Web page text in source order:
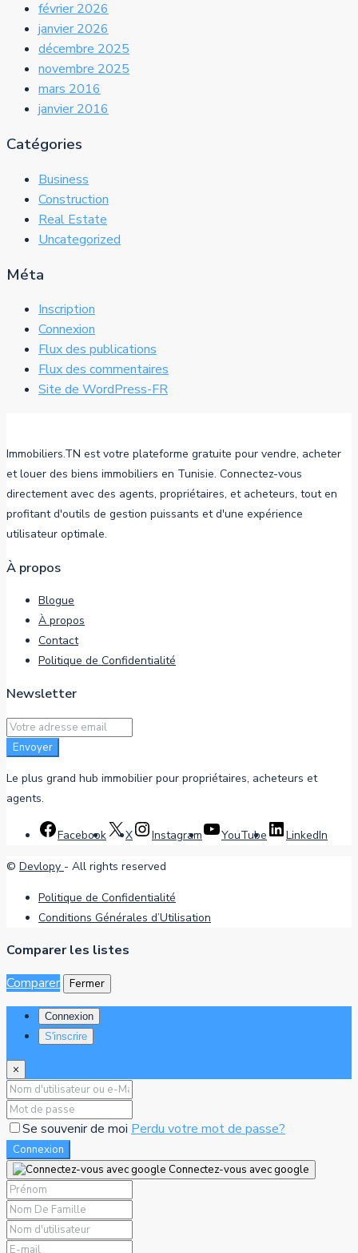
février 2026
janvier 2026
décembre 2025
novembre 2025
mars 2016
janvier 2016
Catégories
Business
Construction
Real Estate
Uncategorized
Méta
Inscription
Connexion
Flux des publications
Flux des commentaires
Site de WordPress-FR
Immobiliers.TN est votre plateforme gratuite pour vendre, acheter
et louer des biens immobiliers en Tunisie. Connectez-vous
directement avec des agents, propriétaires, et acheteurs, tout en
profitant d'outils de gestion puissants et d'une expérience
utilisateur optimale.
À propos
Blogue
À propos
Contact
Politique de Confidentialité
Newsletter
Envoyer
Le plus grand hub immobilier pour propriétaires, acheteurs et
agents.
Facebook X Instagram YouTube LinkedIn
© Devlopy - All rights reserved
Politique de Confidentialité
Conditions Générales d’Utilisation
Comparer les listes
Comparer
Fermer
Connexion
S'inscrire
×
Se souvenir de moi Perdu votre mot de passe?
Connexion
Connectez-vous avec google